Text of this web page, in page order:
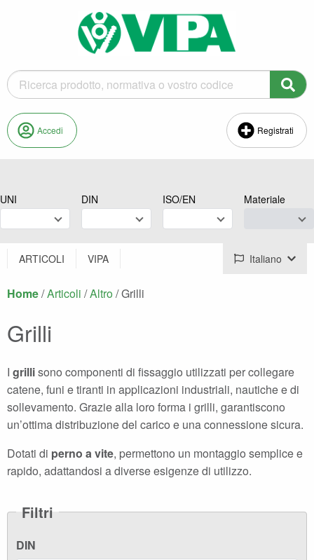
Accedi Registrati
UNI DIN ISO/EN Materiale
ARTICOLI VIPA Italiano
Home/Articoli /Altro /Corrente:
Grilli
Grilli
I grillisono componenti di fissaggio utilizzati per collegare
catene, funi e tiranti in applicazioni industriali, nautiche e di
sollevamento. Grazie alla loro forma i grilli, garantiscono
un’ottima distribuzione del carico e una connessione sicura.
Dotati di perno a vite, permettono un montaggio semplice e
rapido, adattandosi a diverse esigenze di utilizzo.
Filtri
DIN